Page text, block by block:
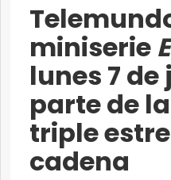
miniserie
lunes 7
parte de
triple
cadena